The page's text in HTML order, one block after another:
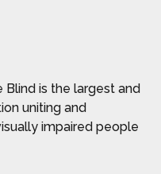
is the largest and
uniting and
impaired people